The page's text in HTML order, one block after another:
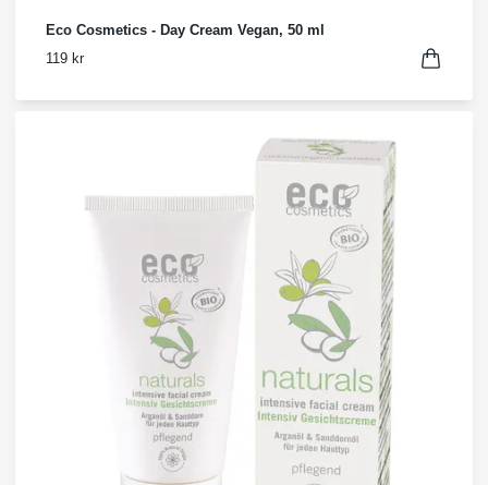
Eco Cosmetics - Day Cream Vegan, 50 ml
119 kr